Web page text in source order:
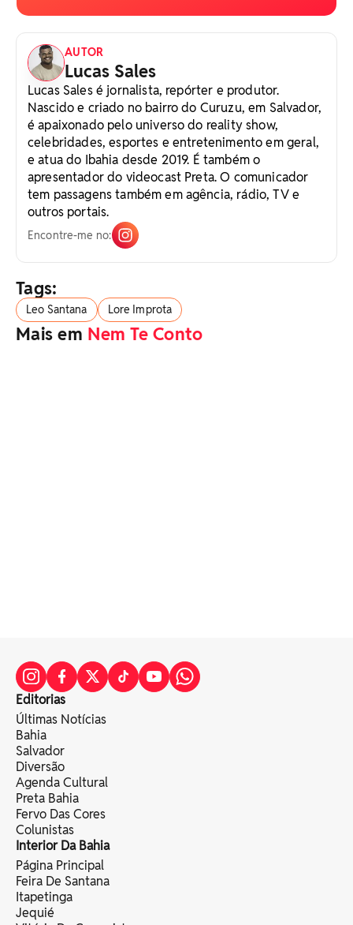
AUTOR
Lucas Sales
Lucas Sales é jornalista, repórter e produtor.
Nascido e criado no bairro do Curuzu, em Salvador,
é apaixonado pelo universo do reality show,
celebridades, esportes e entretenimento em geral,
e atua do Ibahia desde 2019. É também o
apresentador do videocast Preta. O comunicador
tem passagens também em agência, rádio, TV e
outros portais.
Encontre-me no:
Tags:
Leo Santana Lore Improta
Mais em Nem Te Conto
Editorias
Últimas Notícias
Bahia
Salvador
Diversão
Agenda Cultural
Preta Bahia
Fervo Das Cores
Colunistas
Interior Da Bahia
Página Principal
Feira De Santana
Itapetinga
Jequié